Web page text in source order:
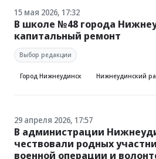
15 мая 2026, 17:32
В школе №48 города
капитальный ремонт
Выбор редакции
Город Нижнеудинск Нижнеудинский
29 апреля 2026, 17:57
В администрации
чествовали родных
военной операции и